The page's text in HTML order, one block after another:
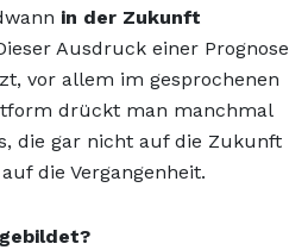
in der Zukunft
Ausdruck einer Prognose
vor allem im gesprochenen
drückt man manchmal
die gar nicht auf die Zukunft
die Vergangenheit.